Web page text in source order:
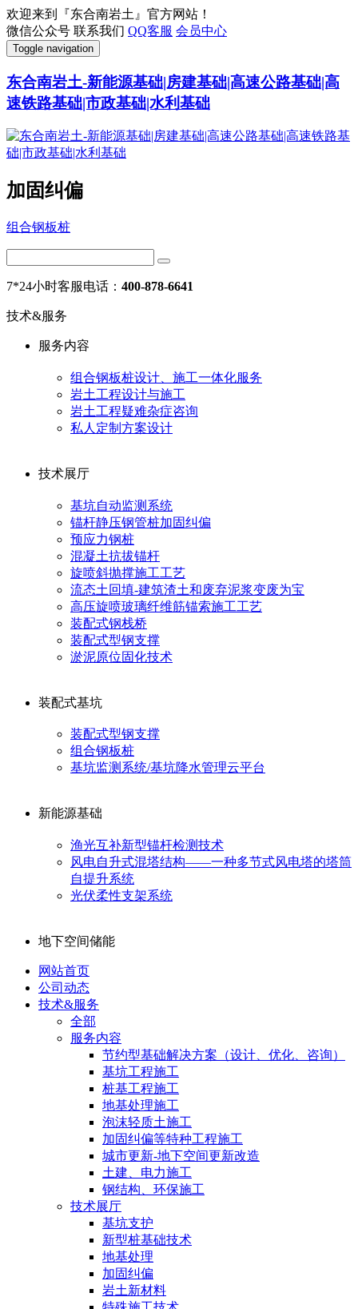
欢迎来到『东合南岩土』官方网站！
微信公众号 联系我们 QQ客服 会员中心
Toggle navigation
东合南岩土-新能源基础|房建基础|高速公路基础|高
速铁路基础|市政基础|水利基础
加固纠偏
组合钢板桩
7*24小时客服电话： 400-878-6641
技术&服务
服务内容
组合钢板桩设计、施工一体化服务
岩土工程设计与施工
岩土工程疑难杂症咨询
私人定制方案设计
技术展厅
基坑自动监测系统
锚杆静压钢管桩加固纠偏
预应力钢桩
混凝土抗拔锚杆
旋喷斜抛撑施工工艺
流态土回填-建筑渣土和废弃泥浆变废为宝
高压旋喷玻璃纤维筋锚索施工工艺
装配式钢栈桥
装配式型钢支撑
淤泥原位固化技术
装配式基坑
装配式型钢支撑
组合钢板桩
基坑监测系统/基坑降水管理云平台
新能源基础
渔光互补新型锚杆检测技术
风电自升式混塔结构——一种多节式风电塔的塔筒
自提升系统
光伏柔性支架系统
地下空间储能
网站首页
公司动态
技术&服务
全部
服务内容
节约型基础解决方案（设计、优化、咨询）
基坑工程施工
桩基工程施工
地基处理施工
泡沫轻质土施工
加固纠偏等特种工程施工
城市更新-地下空间更新改造
土建、电力施工
钢结构、环保施工
技术展厅
基坑支护
新型桩基础技术
地基处理
加固纠偏
岩土新材料